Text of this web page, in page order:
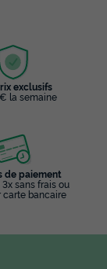
€ -25%
exclusifs
la semaine
de paiement
3x sans frais ou
carte bancaire